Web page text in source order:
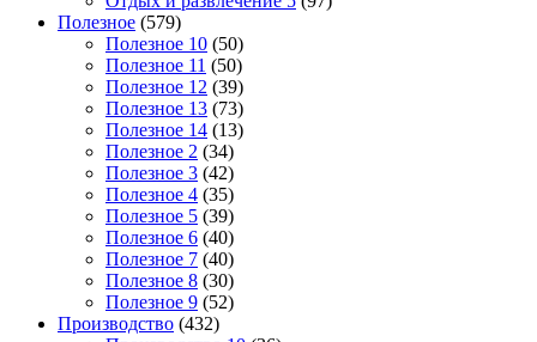
Полезное (579)
Полезное 10 (50)
Полезное 11 (50)
Полезное 12 (39)
Полезное 13 (73)
Полезное 14 (13)
Полезное 2 (34)
Полезное 3 (42)
Полезное 4 (35)
Полезное 5 (39)
Полезное 6 (40)
Полезное 7 (40)
Полезное 8 (30)
Полезное 9 (52)
Производство (432)